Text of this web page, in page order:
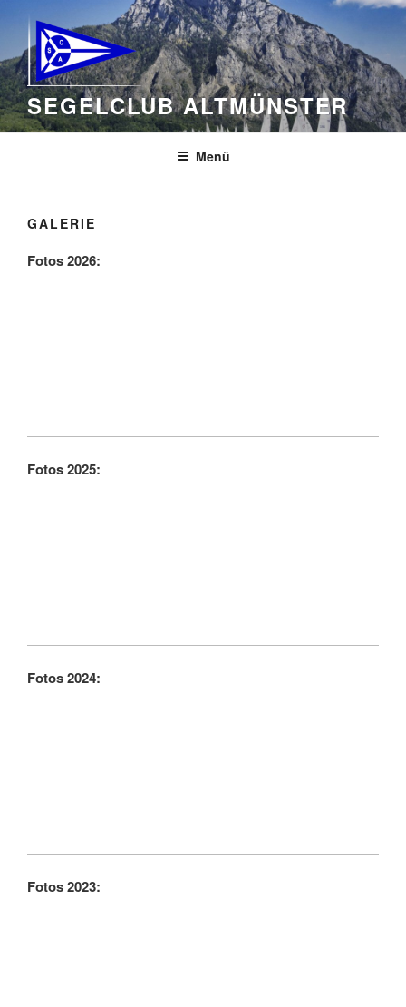
Inhalt
springen
SEGELCLUB ALTMÜNSTER
Menü
GALERIE
Fotos 2026:
Fotos 2025:
Fotos 2024:
Fotos 2023: